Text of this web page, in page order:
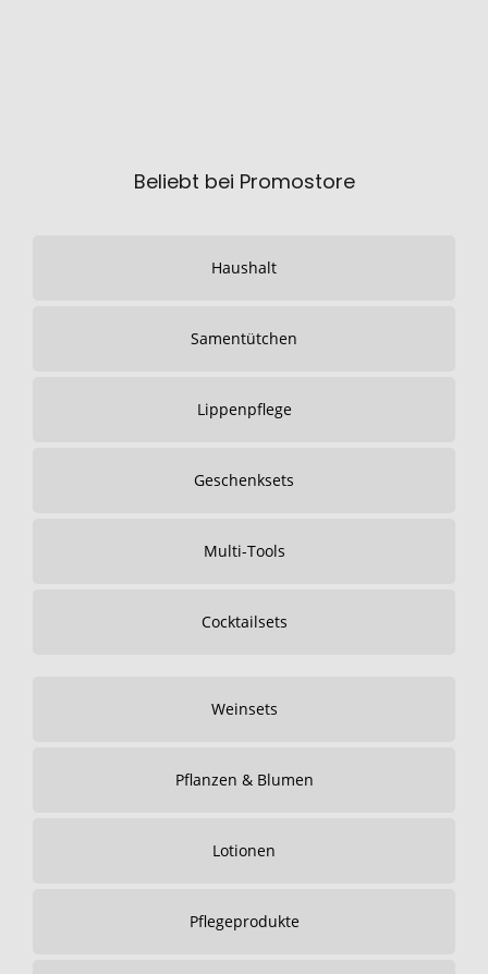
Beliebt bei Promostore
Haushalt
Samentütchen
Lippenpflege
Geschenksets
Multi-Tools
Cocktailsets
Weinsets
Pflanzen & Blumen
Lotionen
Pflegeprodukte